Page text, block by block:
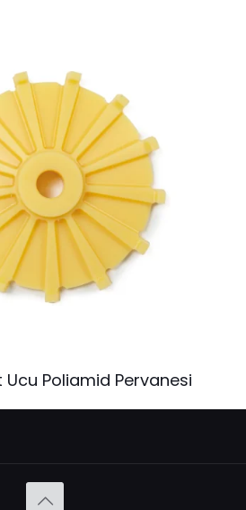
Ucu Poliamid Pervanesi